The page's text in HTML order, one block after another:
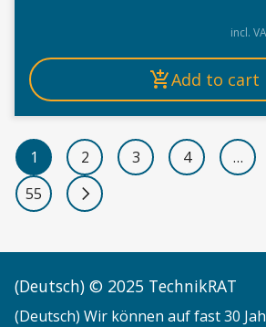
incl.
Add to cart
1 2 3 4 …
55
Next page
(Deutsch) © 2025 TechnikRAT
(Deutsch) Wir können auf fast 30